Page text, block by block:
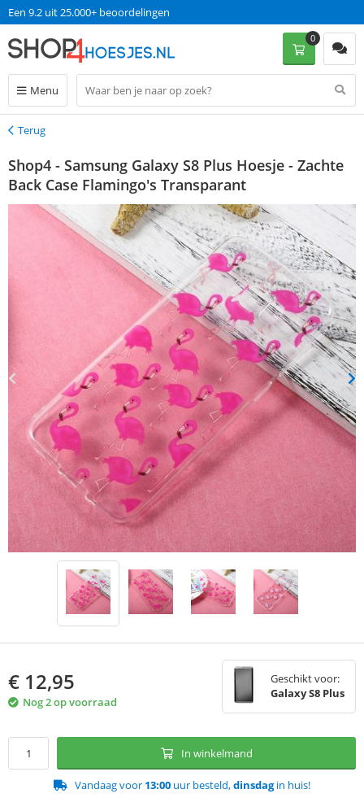
Een 9.2 uit 25.000+ beoordelingen
Menu
0
Terug
Terug
Shop4 - Samsung Galaxy S8 Plus Hoesje - Zachte
Back Case Flamingo's Transparant
€ 12,95
Nog 2 op voorraad
Geschikt voor:
Galaxy S8 Plus
In winkelmand
Vandaag voor 13:00 uur besteld,dinsdagin huis!